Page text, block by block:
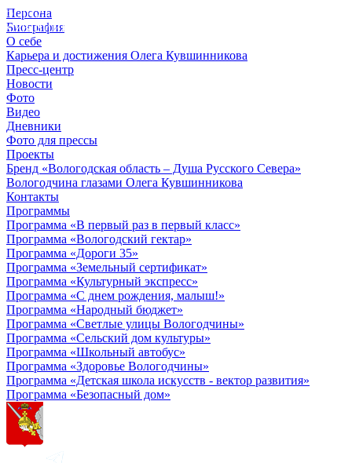
Персона
Биография
О себе
Карьера и достижения Олега Кувшинникова
Пресс-центр
Новости
Фото
Видео
Дневники
Фото для прессы
Проекты
Бренд «Вологодская область – Душа Русского Севера»
Вологодчина глазами Олега Кувшинникова
Контакты
Программы
Программа «В первый раз в первый класс»
Программа «Вологодский гектар»
Программа «Дороги 35»
Программа «Земельный сертификат»
Программа «Культурный экспресс»
Программа «С днем рождения, малыш!»
Программа «Народный бюджет»
Программа «Светлые улицы Вологодчины»
Программа «Сельский дом культуры»
Программа «Школьный автобус»
Программа «Здоровье Вологодчины»
Программа «Детская школа искусств - вектор развития»
Программа «Безопасный дом»
© 2012 - 2023,
КУВШИННИКОВ О.А.